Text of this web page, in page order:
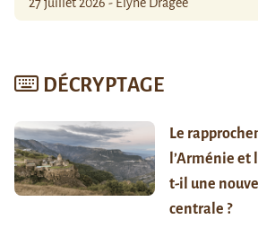
DÉCRYPTAGE
Le
l’Arménie et
t-il une
centrale ?